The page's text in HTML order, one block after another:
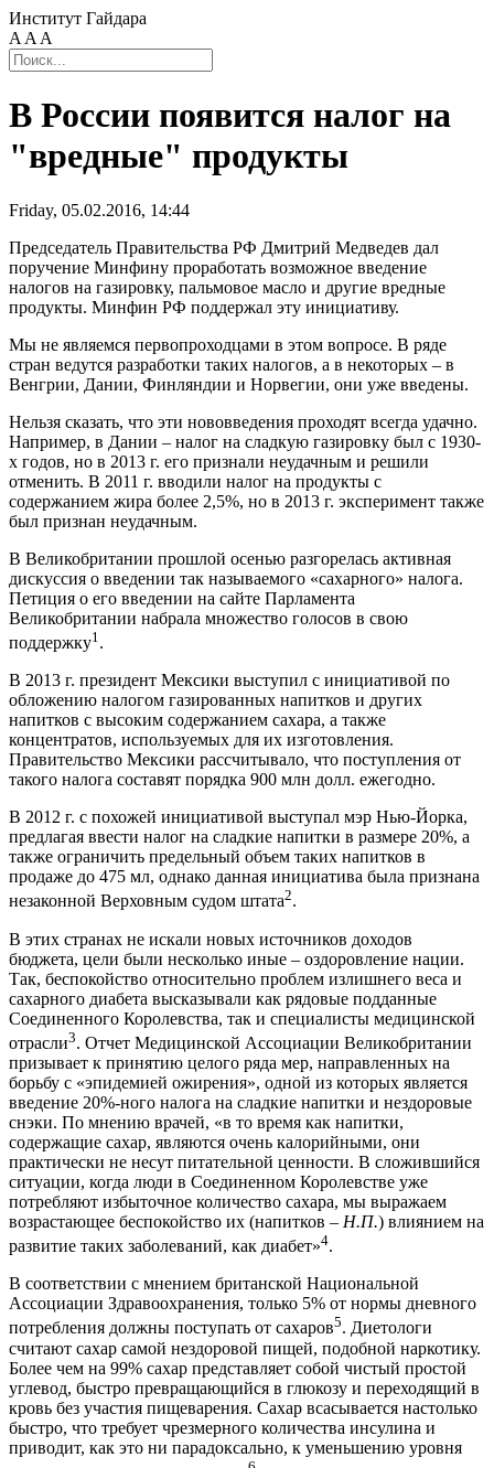
Институт Гайдара
A A A
В России появится налог на
"вредные" продукты
Friday, 05.02.2016, 14:44
Председатель Правительства РФ Дмитрий Медведев дал
поручение Минфину проработать возможное введение
налогов на газировку, пальмовое масло и другие вредные
продукты. Минфин РФ поддержал эту инициативу.
Мы не являемся первопроходцами в этом вопросе. В ряде
стран ведутся разработки таких налогов, а в некоторых – в
Венгрии, Дании, Финляндии и Норвегии, они уже введены.
Нельзя сказать, что эти нововведения проходят всегда удачно.
Например, в Дании – налог на сладкую газировку был с 1930-
х годов, но в 2013 г. его признали неудачным и решили
отменить. В 2011 г. вводили налог на продукты с
содержанием жира более 2,5%, но в 2013 г. эксперимент также
был признан неудачным.
В Великобритании прошлой осенью разгорелась активная
дискуссия о введении так называемого «сахарного» налога.
Петиция о его введении на сайте Парламента
Великобритании набрала множество голосов в свою
поддержку1 .
В 2013 г. президент Мексики выступил с инициативой по
обложению налогом газированных напитков и других
напитков с высоким содержанием сахара, а также
концентратов, используемых для их изготовления.
Правительство Мексики рассчитывало, что поступления от
такого налога составят порядка 900 млн долл. ежегодно.
В 2012 г. с похожей инициативой выступал мэр Нью-Йорка,
предлагая ввести налог на сладкие напитки в размере 20%, а
также ограничить предельный объем таких напитков в
продаже до 475 мл, однако данная инициатива была признана
незаконной Верховным судом штата2.
В этих странах не искали новых источников доходов
бюджета, цели были несколько иные – оздоровление нации.
Так, беспокойство относительно проблем излишнего веса и
сахарного диабета высказывали как рядовые подданные
Соединенного Королевства, так и специалисты медицинской
отрасли3. Отчет Медицинской Ассоциации Великобритании
призывает к принятию целого ряда мер, направленных на
борьбу с «эпидемией ожирения», одной из которых является
введение 20%-ного налога на сладкие напитки и нездоровые
снэки. По мнению врачей, «в то время как напитки,
содержащие сахар, являются очень калорийными, они
практически не несут питательной ценности. В сложившийся
ситуации, когда люди в Соединенном Королевстве уже
потребляют избыточное количество сахара, мы выражаем
возрастающее беспокойство их (напитков – Н.П.) влиянием на
развитие таких заболеваний, как диабет»4.
В соответствии с мнением британской Национальной
Ассоциации Здравоохранения, только 5% от нормы дневного
потребления должны поступать от сахаров5. Диетологи
считают сахар самой нездоровой пищей, подобной наркотику.
Более чем на 99% сахар представляет собой чистый простой
углевод, быстро превращающийся в глюкозу и переходящий в
кровь без участия пищеварения. Сахар всасывается настолько
быстро, что требует чрезмерного количества инсулина и
приводит, как это ни парадоксально, к уменьшению уровня